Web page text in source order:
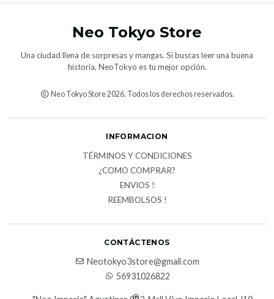
Neo Tokyo Store
Una ciudad llena de sorpresas y mangas. Si buscas leer una buena
historia, NeoTokyo es tu mejor opción.
Neo Tokyo Store 2026. Todos los derechos reservados.
INFORMACION
TÉRMINOS Y CONDICIONES
¿COMO COMPRAR?
ENVIOS !
REEMBOLSOS !
CONTÁCTENOS
Neotokyo3store@gmail.com
56931026822